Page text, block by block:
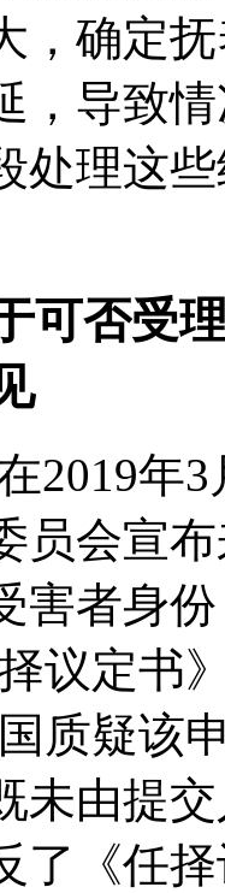
，确定
，导致
处理这
可否受
2019年
员会宣
害者身
议定书
质疑该
未由提
了《任